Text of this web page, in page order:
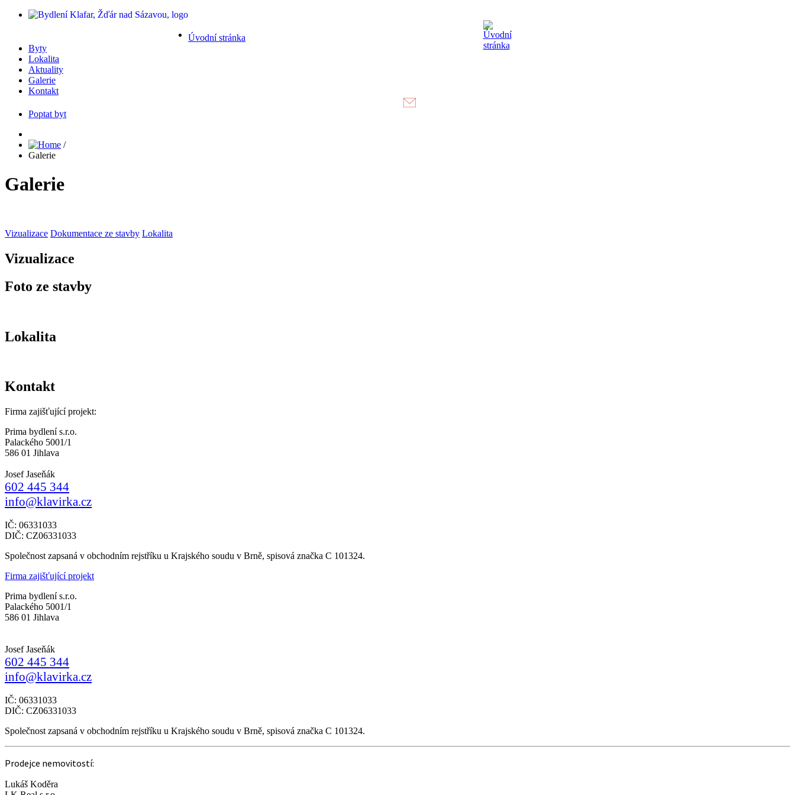
Úvodní stránka
Byty
Lokalita
Aktuality
Galerie
Kontakt
Poptat byt
/
Galerie
Galerie
Vizualizace Dokumentace ze stavby Lokalita
Vizualizace
Foto ze stavby
Lokalita
Kontakt
Firma zajišťující projekt:
Prima bydlení s.r.o.
Palackého 5001/1
586 01 Jihlava
Josef Jaseňák
602 445 344
info@klavirka.cz
IČ: 06331033
DIČ: CZ06331033
Společnost zapsaná v obchodním rejstříku u Krajského soudu v Brně, spisová značka C 101324.
Firma zajišťující projekt
Prima bydlení s.r.o.
Palackého 5001/1
586 01 Jihlava
Josef Jaseňák
602 445 344
info@klavirka.cz
IČ: 06331033
DIČ: CZ06331033
Společnost zapsaná v obchodním rejstříku u Krajského soudu v Brně, spisová značka C 101324.
Prodejce nemovitostí:
Lukáš Koděra